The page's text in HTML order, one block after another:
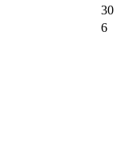
30
6